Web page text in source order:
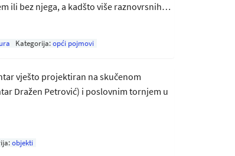
ili bez njega, a kadšto više raznovrsnih…
Kategorija:opći pojmovi
vješto projektiran na skučenom
Dražen Petrović) i poslovnim tornjem u
objekti